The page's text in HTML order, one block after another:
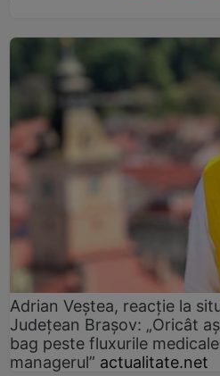
Adrian Veștea, reacție la
Județean Brașov: „Oricât
bag peste fluxurile
managerul” actualitate.net